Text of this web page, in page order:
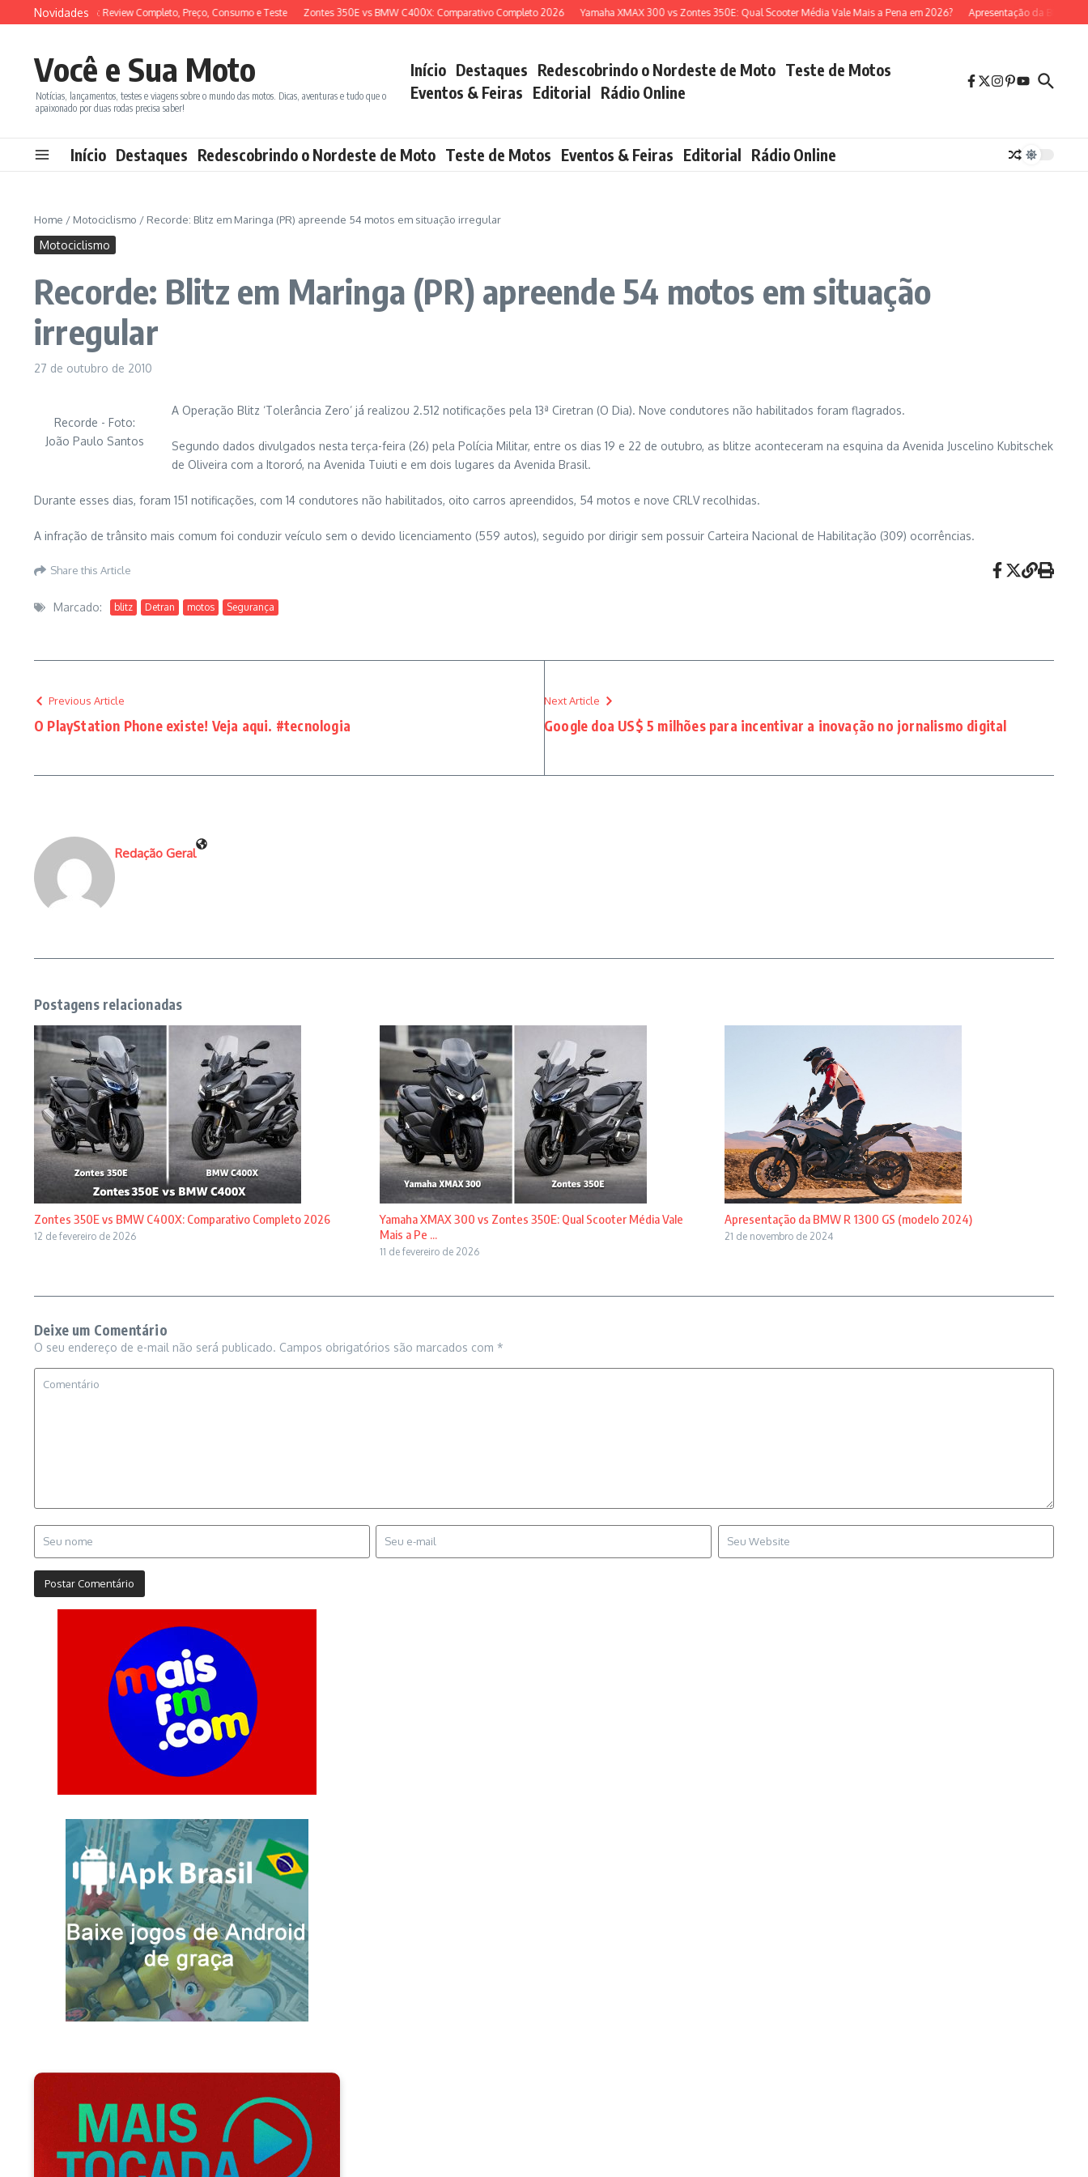
Ir para o conteúdo
Novidades
ADX 150 2026: Review Completo, Preço, Consumo e Teste Zontes 350E vs BMW C400X: Comparativo Completo 2026 Yamaha XMAX 300 vs Zontes 350E: Qual Scooter Média Vale Mais a Pena em 2026? Apresentação da BMW R
Você e Sua Moto
Notícias, lançamentos, testes e viagens sobre o mundo das motos. Dicas, aventuras e tudo que o
apaixonado por duas rodas precisa saber!
Início Destaques Redescobrindo o Nordeste de Moto Teste de Motos
Eventos & Feiras Editorial Rádio Online
Início Destaques Redescobrindo o Nordeste de Moto Teste de Motos Eventos & Feiras Editorial Rádio Online
Home / Motociclismo / Recorde: Blitz em Maringa (PR) apreende 54 motos em situação irregular
Motociclismo
Recorde: Blitz em Maringa (PR) apreende 54 motos em situação
irregular
27 de outubro de 2010
Recorde - Foto:
João Paulo Santos
A Operação Blitz ‘Tolerância Zero’ já realizou 2.512 notificações pela 13ª Ciretran (O Dia). Nove condutores não habilitados foram flagrados.
Segundo dados divulgados nesta terça-feira (26) pela Polícia Militar, entre os dias 19 e 22 de outubro, as blitze aconteceram na esquina da Avenida Juscelino Kubitschek
de Oliveira com a Itororó, na Avenida Tuiuti e em dois lugares da Avenida Brasil.
Durante esses dias, foram 151 notificações, com 14 condutores não habilitados, oito carros apreendidos, 54 motos e nove CRLV recolhidas.
A infração de trânsito mais comum foi conduzir veículo sem o devido licenciamento (559 autos), seguido por dirigir sem possuir Carteira Nacional de Habilitação (309) ocorrências.
Share this Article
Marcado: blitz Detran motos Segurança
Previous Article
O PlayStation Phone existe! Veja aqui. #tecnologia
Next Article
Google doa US$ 5 milhões para incentivar a inovação no jornalismo digital
Redação Geral
Postagens relacionadas
Zontes 350E vs BMW C400X: Comparativo Completo 2026
12 de fevereiro de 2026
Yamaha XMAX 300 vs Zontes 350E: Qual Scooter Média Vale
Mais a Pe ...
11 de fevereiro de 2026
Apresentação da BMW R 1300 GS (modelo 2024)
21 de novembro de 2024
Deixe um Comentário
O seu endereço de e-mail não será publicado. Campos obrigatórios são marcados com *